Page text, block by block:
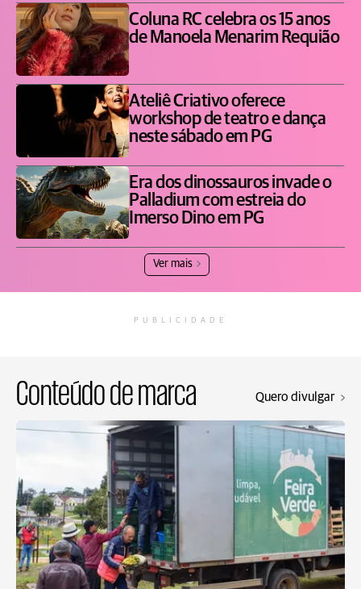
Coluna RC celebra os 15 anos
de Manoela Menarim Requião
Ateliê Criativo oferece
workshop de teatro e dança
neste sábado em PG
Era dos dinossauros invade o
Palladium com estreia do
Imerso Dino em PG
Ver mais
PUBLICIDADE
Conteúdo de marca Quero divulgar